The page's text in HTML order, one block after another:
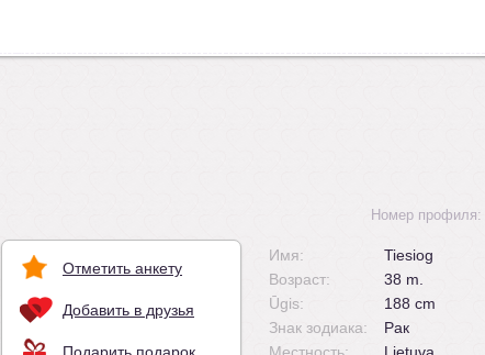
Отметить анкету
Добавить в друзья
Номер профиля:
Имя:
Tiesiog
Возраст:
38 m.
Ūgis:
188 cm
Знак зодиака:
Рак